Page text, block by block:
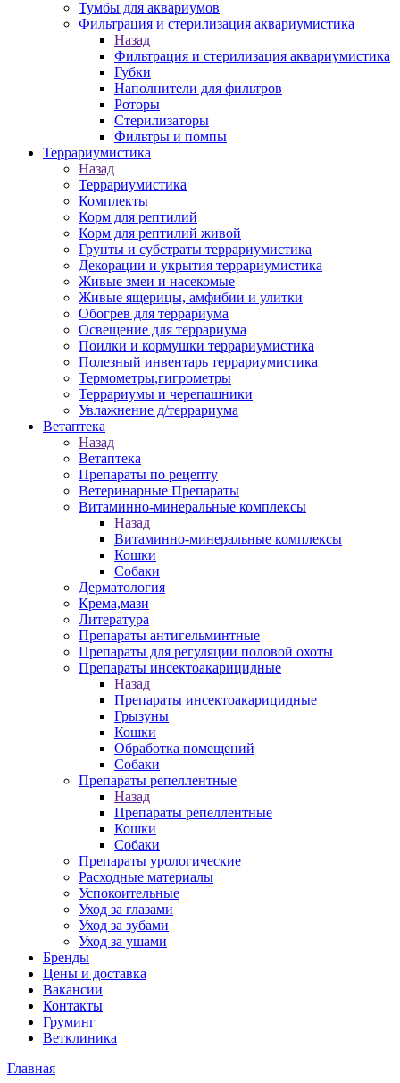
Тумбы для аквариумов
Фильтрация и стерилизация аквариумистика
Назад
Фильтрация и стерилизация аквариумистика
Губки
Наполнители для фильтров
Роторы
Стерилизаторы
Фильтры и помпы
Террариумистика
Назад
Террариумистика
Комплекты
Корм для рептилий
Корм для рептилий живой
Грунты и субстраты террариумистика
Декорации и укрытия террариумистика
Живые змеи и насекомые
Живые ящерицы, амфибии и улитки
Обогрев для террариума
Освещение для террариума
Поилки и кормушки террариумистика
Полезный инвентарь террариумистика
Термометры,гигрометры
Террариумы и черепашники
Увлажнение д/террариума
Ветаптека
Назад
Ветаптека
Препараты по рецепту
Ветеринарные Препараты
Витаминно-минеральные комплексы
Назад
Витаминно-минеральные комплексы
Кошки
Собаки
Дерматология
Крема,мази
Литература
Препараты антигельминтные
Препараты для регуляции половой охоты
Препараты инсектоакарицидные
Назад
Препараты инсектоакарицидные
Грызуны
Кошки
Обработка помещений
Собаки
Препараты репеллентные
Назад
Препараты репеллентные
Кошки
Собаки
Препараты урологические
Расходные материалы
Успокоительные
Уход за глазами
Уход за зубами
Уход за ушами
Бренды
Цены и доставка
Вакансии
Контакты
Груминг
Ветклиника
Главная